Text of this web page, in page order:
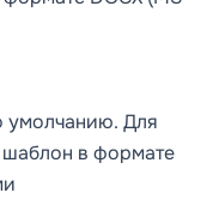
умолчанию. Для
шаблон в формате